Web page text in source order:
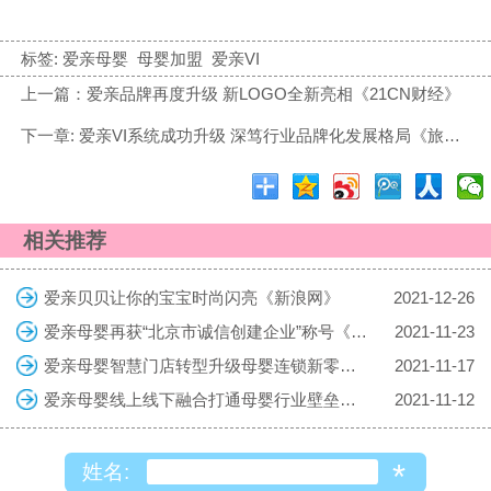
标签: 爱亲母婴 母婴加盟 爱亲VI
上一篇：爱亲品牌再度升级 新LOGO全新亮相《21CN财经》
下一章: 爱亲VI系统成功升级 深笃行业品牌化发展格局《旅伴》杂志
相关推荐
爱亲贝贝让你的宝宝时尚闪亮《新浪网》
2021-12-26
爱亲母婴再获“北京市诚信创建企业”称号《中国食品安全网》
2021-11-23
爱亲母婴智慧门店转型升级母婴连锁新零售《MBA CHINA》
2021-11-17
爱亲母婴线上线下融合打通母婴行业壁垒《搜狐网》
2021-11-12
姓名: *